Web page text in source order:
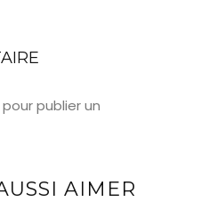
pour publier un
AIMER